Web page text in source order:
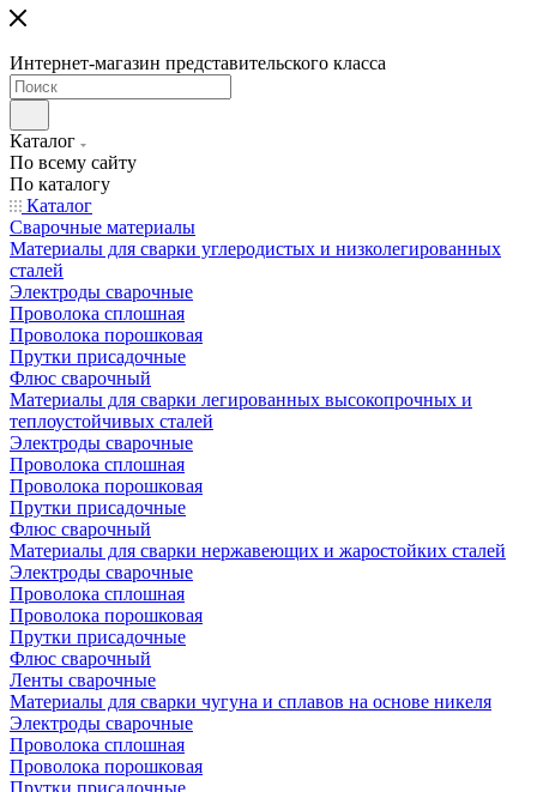
Интернет-магазин представительского класса
Каталог
По всему сайту
По каталогу
Каталог
Сварочные материалы
Материалы для сварки углеродистых и низколегированных
сталей
Электроды сварочные
Проволока сплошная
Проволока порошковая
Прутки присадочные
Флюс сварочный
Материалы для сварки легированных высокопрочных и
теплоустойчивых сталей
Электроды сварочные
Проволока сплошная
Проволока порошковая
Прутки присадочные
Флюс сварочный
Материалы для сварки нержавеющих и жаростойких сталей
Электроды сварочные
Проволока сплошная
Проволока порошковая
Прутки присадочные
Флюс сварочный
Ленты сварочные
Материалы для сварки чугуна и сплавов на основе никеля
Электроды сварочные
Проволока сплошная
Проволока порошковая
Прутки присадочные